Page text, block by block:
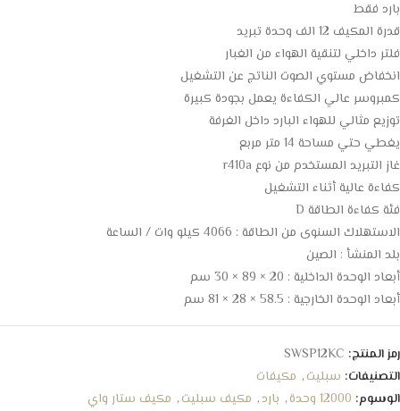
بارد فقط
قدرة المكيف 12 الف وحدة تبريد
فلتر داخلي لتنقية الهواء من الغبار
انخفاض مستوي الصوت الناتج عن التشغيل
كمبروسر عالي الكفاءة يعمل بجودة كبيرة
توزيع مثالي للهواء البارد داخل الغرفة
يغطي حتي مساحة 14 متر مربع
غاز التبريد المستخدم من نوع r410a
كفاءة عالية أثناء التشغيل
فئة كفاءة الطاقة D
الاستهلاك السنوى من الطاقة : 4066 كيلو وات / الساعة
بلد المنشأ : الصين
أبعاد الوحدة الداخلية : 20 × 89 × 30 سم
أبعاد الوحدة الخارجية : 58.5 × 28 × 81 سم
رمز المنتج: SWSP12KC
التصنيفات: سبليت, مكيفات
الوسوم: 12000 وحدة , بارد, مكيف سبليت, مكيف ستار واي